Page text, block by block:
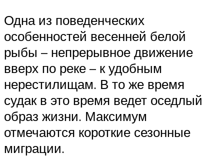
Одна из поведенческих
особенностей весенней белой
рыбы – непрерывное движение
вверх по реке – к удобным
нерестилищам. В то же время
судак в это время ведет оседлый
образ жизни. Максимум
отмечаются короткие сезонные
миграции.